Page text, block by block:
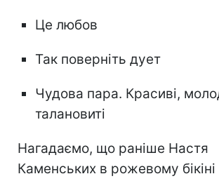
Це любов
Так поверніть дует
Чудова пара. Красиві,
талановиті
Нагадаємо, що раніше Настя
Каменських в рожевому бікіні